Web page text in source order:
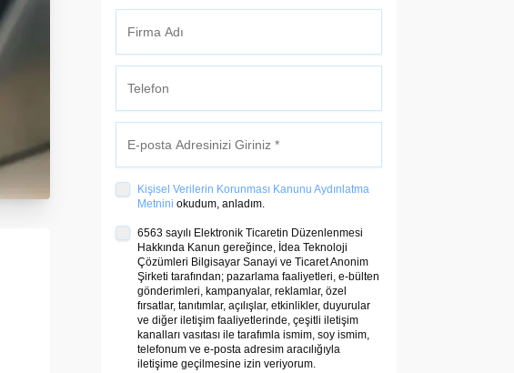
Kişisel Verilerin Korunması Kanunu Aydınlatma
Metnini okudum, anladım.
6563 sayılı Elektronik Ticaretin Düzenlenmesi
Hakkında Kanun gereğince, İdea Teknoloji
Çözümleri Bilgisayar Sanayi ve Ticaret Anonim
Şirketi tarafından; pazarlama faaliyetleri, e-bülten
gönderimleri, kampanyalar, reklamlar, özel
fırsatlar, tanıtımlar, açılışlar, etkinlikler, duyurular
ve diğer iletişim faaliyetlerinde, çeşitli iletişim
kanalları vasıtası ile tarafımla ismim, soy ismim,
telefonum ve e-posta adresim aracılığıyla
iletişime geçilmesine izin veriyorum.